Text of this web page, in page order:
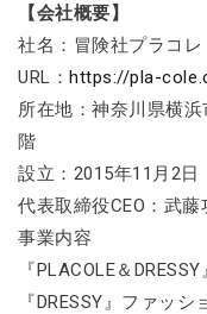
【会社概要】
社名：冒険社プラコレ
URL：https://pla-
所在地：神奈川県横
階
設立：2015年11月2日
代表取締役CEO：武藤
事業内容
『PLACOLE＆
『DRESSY』ファッ